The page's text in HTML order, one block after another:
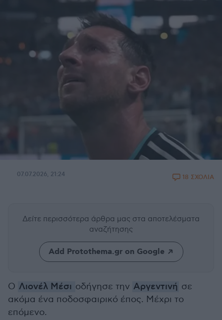
07.07.2026, 21:24 18 ΣΧΟΛΙΑ
Δείτε περισσότερα άρθρα μας στα αποτελέσματα
αναζήτησης
Add Protothema.gr on Google
Ο Λιονέλ Μέσι οδήγησε την Αργεντινή σε
ακόμα ένα ποδοσφαιρικό έπος. Μέχρι το
επόμενο.